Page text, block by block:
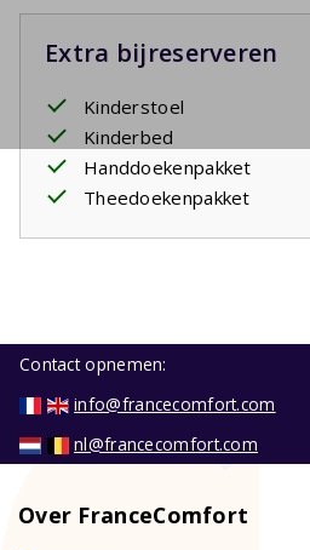
Extra bijreserveren
Kinderstoel
Kinderbed
Handdoekenpakket
Theedoekenpakket
Contact opnemen:
info@francecomfort.com
nl@francecomfort.com
Over FranceComfort